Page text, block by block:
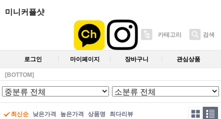
미니커플샷
카테고리 검색
로그인 마이페이지 장바구니 관심상품
[BOTTOM]
최신순 낮은가격 높은가격 상품명 최다리뷰